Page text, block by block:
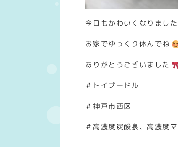
今日もかわいくなりました
お家でゆっくり休んでね
ありがとうございました
＃トイプードル
＃神戸市西区
＃高濃度炭酸泉、高濃度